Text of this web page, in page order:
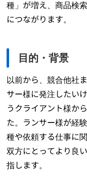
種」が増え、商品検
につながります。
目的・背景
以前から、競合他社
サー様に発注したい
うクライアント様か
た。ランサー様が経
種や依頼する仕事に
双方にとってより良
指します。